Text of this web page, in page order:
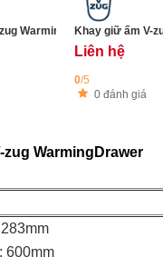
Platinum
WarmingDrawer V4000 22
Khay giữ ấm V-
Liên hệ
0/5
0 đánh giá
WarmingDrawer
600mm